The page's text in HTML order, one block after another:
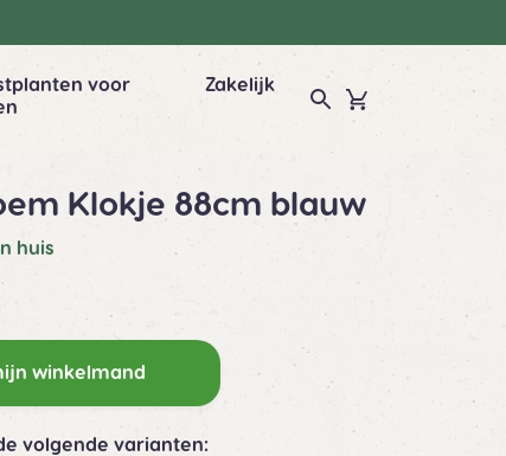
voor
Zakelijk
Klokje 88cm blauw
huis
winkelmand
volgende varianten: